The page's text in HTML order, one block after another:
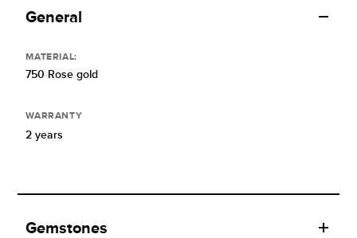
General
MATERIAL:
750 Rose gold
WARRANTY
2 years
Gemstones